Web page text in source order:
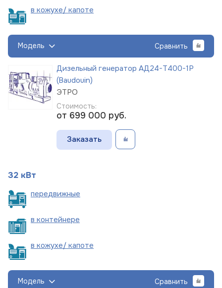
в кожухе/ капоте
Модель Сравнить
Дизельный генератор АД24-Т400-1Р
(Baudouin)
ЭТРО
Стоимость:
от 699 000 руб.
Заказать
32 кВт
передвижные
в контейнере
в кожухе/ капоте
Модель Сравнить